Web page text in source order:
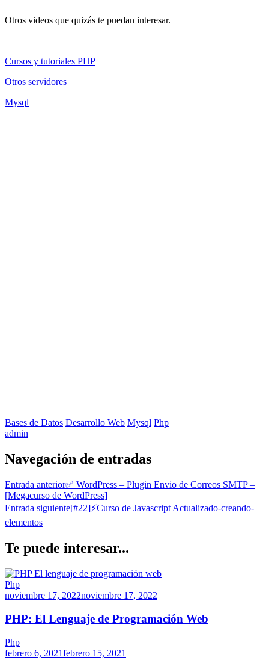
Otros videos que quizás te puedan interesar.
Cursos y tutoriales PHP
Otros servidores
Mysql
Bases de Datos Desarrollo Web Mysql Php
admin
Navegación de entradas
Entrada anterior✅ WordPress – Plugin Envio de Correos SMTP –
[Megacurso de WordPress]
Entrada siguiente[#22]⚡Curso de Javascript Actualizado-creando-
elementos
Te puede interesar...
Php
noviembre 17, 2022noviembre 17, 2022
PHP: El Lenguaje de Programación Web
Php
febrero 6, 2021febrero 15, 2021